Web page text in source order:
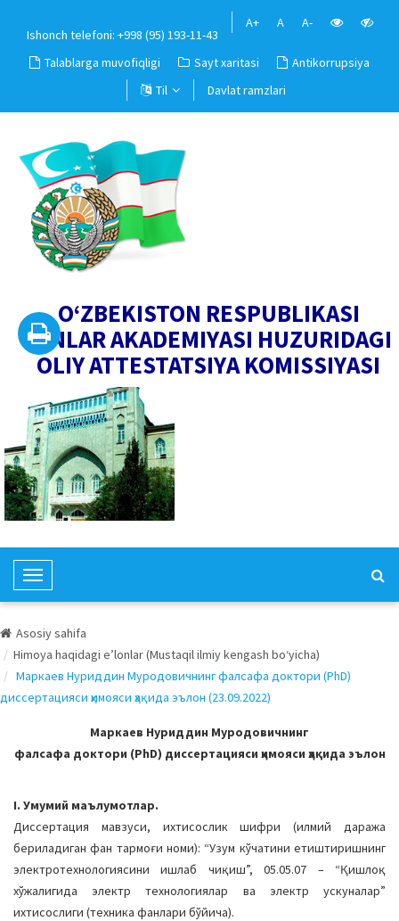
Ishonch telefoni: +998 (95) 193-11-43
A+ A A-
Talablarga muvofiqligi Sayt xaritasi
Antikorrupsiya
Til
Davlat ramzlari
O‘ZBEKISTON RESPUBLIKASI
FANLAR AKADEMIYASI HUZURIDAGI
OLIY ATTESTATSIYA KOMISSIYASI
T
o
g
e
N
v
a
t
i
o
n
Asosiy sahifa
Himoya haqidagi e’lonlar (Mustaqil ilmiy kengash bo‘yicha)
Маркаев Нуриддин Муродовичнинг фалсафа доктори (PhD)
диссертацияси ҳимояси ҳақида эълон (23.09.2022)
Маркаев Нуриддин Муродовичнинг
фалсафа доктори (PhD) диссертацияси ҳимояси ҳақида эълон
I. Умумий маълумотлар.
Диссертация мавзуси, ихтисослик шифри (илмий даража
бериладиган фан тармоғи номи): “Узум кўчатини етиштиришнинг
электротехнологиясини ишлаб чиқиш”, 05.05.07 – “Қишлоқ
хўжалигида электр технологиялар ва электр ускуналар”
ихтисослиги (техника фанлари бўйича).